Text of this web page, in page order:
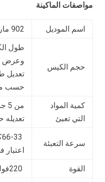
مواصفات الماكينة
اسم الموديل 902 ماركة مهندس منسي
حجم الكيس
تعديل
حسب
كمية المواد
التي تعبئ
تعديله حتي
سرعة التعبئة
القوة